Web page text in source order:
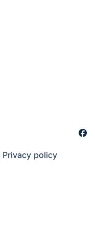
Privacy policy